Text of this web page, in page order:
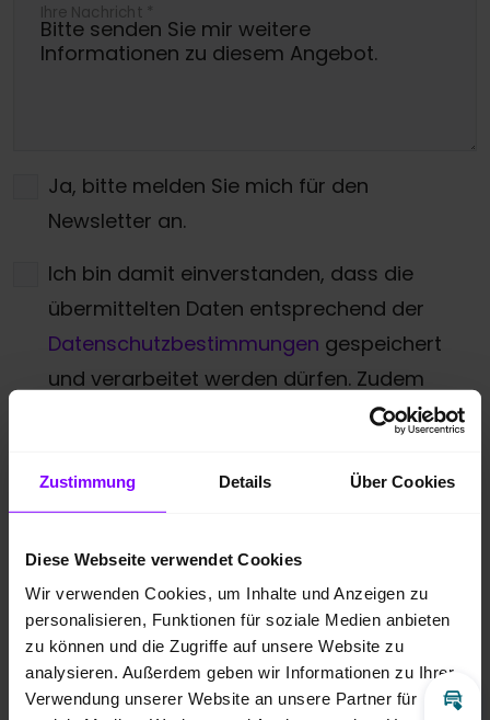
Zustimmung Details Über Cookies
Diese Webseite verwendet Cookies
Wir verwenden Cookies, um Inhalte und Anzeigen zu
personalisieren, Funktionen für soziale Medien anbieten
zu können und die Zugriffe auf unsere Website zu
analysieren. Außerdem geben wir Informationen zu Ihrer
Verwendung unserer Website an unsere Partner für
Ihre Nachricht *
Ja, bitte melden Sie mich für den
Newsletter an.
Ich bin damit einverstanden, dass die
übermittelten Daten entsprechend der
Datenschutzbestimmungen gespeichert
und verarbeitet werden dürfen. Zudem
gebe ich meine Zustimmung über die
werden.*
Anti-Roboter-Verifizierung
Hier klicken
Anfrage absenden